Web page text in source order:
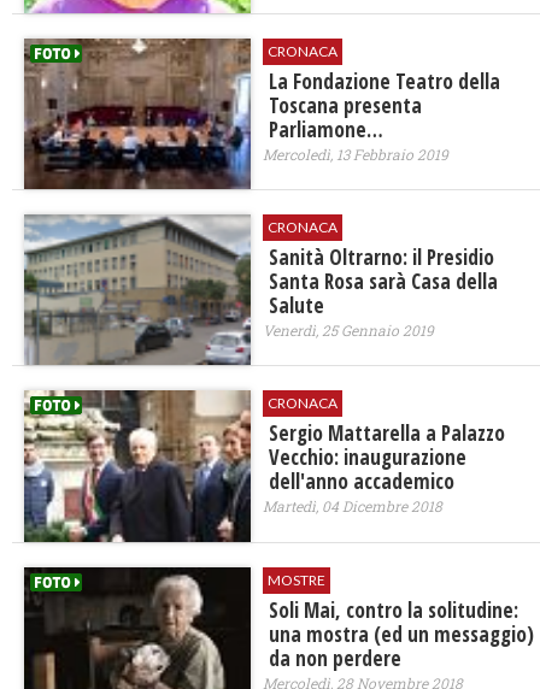
CRONACA
​La Fondazione Teatro della
Toscana presenta
Parliamone…
Mercoledì, 13 Febbraio 2019
CRONACA
Sanità Oltrarno: il Presidio
Santa Rosa sarà Casa della
Salute
Venerdì, 25 Gennaio 2019
CRONACA
Sergio Mattarella a Palazzo
Vecchio: inaugurazione
dell'anno accademico
Martedì, 04 Dicembre 2018
MOSTRE
Soli Mai, contro la solitudine:
una mostra (ed un messaggio)
da non perdere
Mercoledì, 28 Novembre 2018